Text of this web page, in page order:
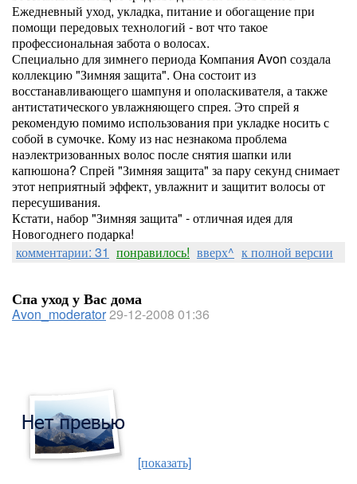
Ежедневный уход, укладка, питание и обогащение при
помощи передовых технологий - вот что такое
профессиональная забота о волосах.
Специально для зимнего периода Компания Avon создала
коллекцию "Зимняя защита". Она состоит из
восстанавливающего шампуня и ополаскивателя, а также
антистатического увлажняющего спрея. Это спрей я
рекомендую помимо использования при укладке носить с
собой в сумочке. Кому из нас незнакома проблема
наэлектризованных волос после снятия шапки или
капюшона? Спрей "Зимняя защита" за пару секунд снимает
этот неприятный эффект, увлажнит и защитит волосы от
пересушивания.
Кстати, набор "Зимняя защита" - отличная идея для
Новогоднего подарка!
комментарии: 31 понравилось! вверх^ к полной версии
Спа уход у Вас дома
Avon_moderator29-12-2008 01:36
[показать]